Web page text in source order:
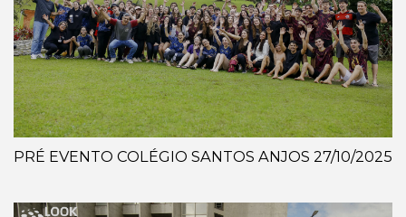
PRÉ EVENTO COLÉGIO SANTOS ANJOS 27/10/2025